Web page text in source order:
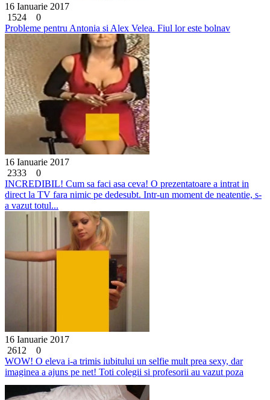
16 Ianuarie 2017
1524
0
Probleme pentru Antonia si Alex Velea. Fiul lor este bolnav
16 Ianuarie 2017
2333
0
INCREDIBIL! Cum sa faci asa ceva! O prezentatoare a intrat in
direct la TV fara nimic pe dedesubt. Intr-un moment de neatentie, s-
a vazut totul...
16 Ianuarie 2017
2612
0
WOW! O eleva i-a trimis iubitului un selfie mult prea sexy, dar
imaginea a ajuns pe net! Toti colegii si profesorii au vazut poza